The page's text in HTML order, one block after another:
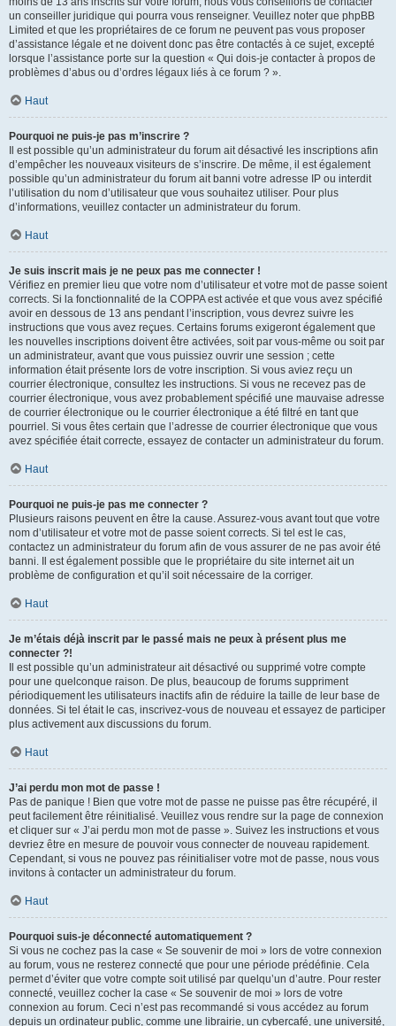
un conseiller juridique qui pourra vous renseigner. Veuillez noter que phpBB
Limited et que les propriétaires de ce forum ne peuvent pas vous proposer
d’assistance légale et ne doivent donc pas être contactés à ce sujet, excepté
lorsque l’assistance porte sur la question « Qui dois-je contacter à propos de
problèmes d’abus ou d’ordres légaux liés à ce forum ? ».
Haut
Pourquoi ne puis-je pas m’inscrire ?
Il est possible qu’un administrateur du forum ait désactivé les inscriptions afin
d’empêcher les nouveaux visiteurs de s’inscrire. De même, il est également
possible qu’un administrateur du forum ait banni votre adresse IP ou interdit
l’utilisation du nom d’utilisateur que vous souhaitez utiliser. Pour plus
d’informations, veuillez contacter un administrateur du forum.
Haut
Je suis inscrit mais je ne peux pas me connecter !
Vérifiez en premier lieu que votre nom d’utilisateur et votre mot de passe soient
corrects. Si la fonctionnalité de la COPPA est activée et que vous avez spécifié
avoir en dessous de 13 ans pendant l’inscription, vous devrez suivre les
instructions que vous avez reçues. Certains forums exigeront également que
les nouvelles inscriptions doivent être activées, soit par vous-même ou soit par
un administrateur, avant que vous puissiez ouvrir une session ; cette
information était présente lors de votre inscription. Si vous aviez reçu un
courrier électronique, consultez les instructions. Si vous ne recevez pas de
courrier électronique, vous avez probablement spécifié une mauvaise adresse
de courrier électronique ou le courrier électronique a été filtré en tant que
pourriel. Si vous êtes certain que l’adresse de courrier électronique que vous
avez spécifiée était correcte, essayez de contacter un administrateur du forum.
Haut
Pourquoi ne puis-je pas me connecter ?
Plusieurs raisons peuvent en être la cause. Assurez-vous avant tout que votre
nom d’utilisateur et votre mot de passe soient corrects. Si tel est le cas,
contactez un administrateur du forum afin de vous assurer de ne pas avoir été
banni. Il est également possible que le propriétaire du site internet ait un
problème de configuration et qu’il soit nécessaire de la corriger.
Haut
Je m’étais déjà inscrit par le passé mais ne peux à présent plus me
connecter ?!
Il est possible qu’un administrateur ait désactivé ou supprimé votre compte
pour une quelconque raison. De plus, beaucoup de forums suppriment
périodiquement les utilisateurs inactifs afin de réduire la taille de leur base de
données. Si tel était le cas, inscrivez-vous de nouveau et essayez de participer
plus activement aux discussions du forum.
Haut
J’ai perdu mon mot de passe !
Pas de panique ! Bien que votre mot de passe ne puisse pas être récupéré, il
peut facilement être réinitialisé. Veuillez vous rendre sur la page de connexion
et cliquer sur « J’ai perdu mon mot de passe ». Suivez les instructions et vous
devriez être en mesure de pouvoir vous connecter de nouveau rapidement.
Cependant, si vous ne pouvez pas réinitialiser votre mot de passe, nous vous
invitons à contacter un administrateur du forum.
Haut
Pourquoi suis-je déconnecté automatiquement ?
Si vous ne cochez pas la case « Se souvenir de moi » lors de votre connexion
au forum, vous ne resterez connecté que pour une période prédéfinie. Cela
permet d’éviter que votre compte soit utilisé par quelqu’un d’autre. Pour rester
connecté, veuillez cocher la case « Se souvenir de moi » lors de votre
connexion au forum. Ceci n’est pas recommandé si vous accédez au forum
depuis un ordinateur public, comme une librairie, un cybercafé, une université,